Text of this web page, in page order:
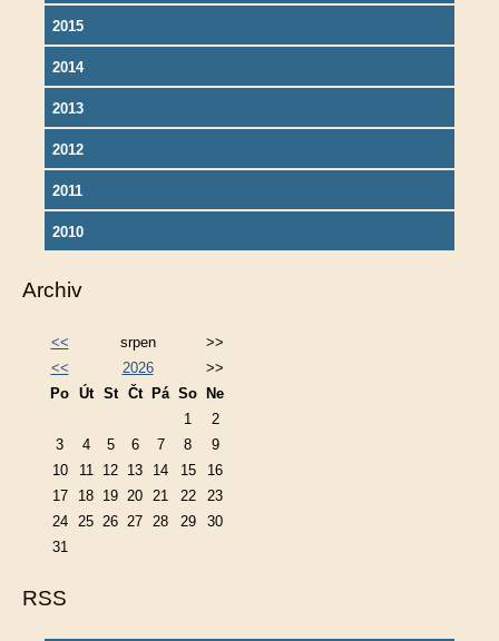
2015
2014
2013
2012
2011
2010
Archiv
<< srpen
>>
<<
2026
>>
Po Út St Čt Pá So Ne
1
2
3
4 5 6 7 8
9
10
11 12 13 14 15
16
17
18 19 20 21 22
23
24
25 26 27 28 29
30
31
RSS